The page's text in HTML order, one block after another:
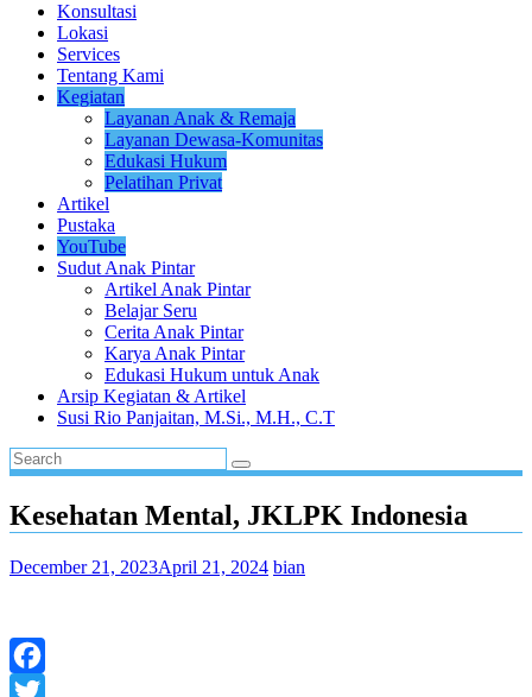
Konsultasi
Lokasi
Services
Tentang Kami
Kegiatan
Layanan Anak & Remaja
Layanan Dewasa-Komunitas
Edukasi Hukum
Pelatihan Privat
Artikel
Pustaka
YouTube
Sudut Anak Pintar
Artikel Anak Pintar
Belajar Seru
Cerita Anak Pintar
Karya Anak Pintar
Edukasi Hukum untuk Anak
Arsip Kegiatan & Artikel
Susi Rio Panjaitan, M.Si., M.H., C.T
Kesehatan Mental, JKLPK Indonesia
December 21, 2023April 21, 2024 bian
Facebook